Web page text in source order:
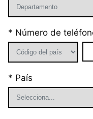
* Número de
* País